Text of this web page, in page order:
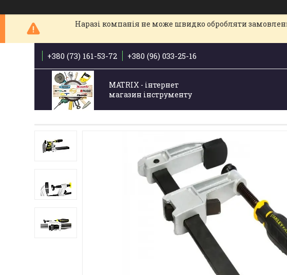
Наразі компанія не може швидко обробляти
+380 (73) 161-53-72 +380 (96) 033-25-16
MATRIX - інтернет
магазин інструменту